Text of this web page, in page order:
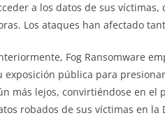
a los datos de sus
Los ataques han afectado
Fog Ransomware
exposición pública para
más lejos, convirtiéndose en el
robados de sus víctimas en la